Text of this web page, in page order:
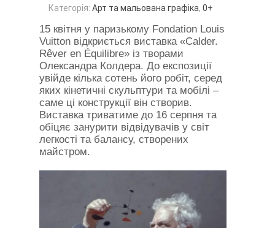
Категорія: Арт та мальована графіка, 0+
15 квітня у паризькому Fondation Louis
Vuitton відкриється виставка «Calder.
Rêver en Équilibre» із творами
Олександра Колдера. До експозиції
увійде кілька сотень його робіт, серед
яких кінетичні скульптури та мобілі –
саме ці конструкції він створив.
Виставка триватиме до 16 серпня та
обіцяє занурити відвідувачів у світ
легкості та балансу, створених
майстром.